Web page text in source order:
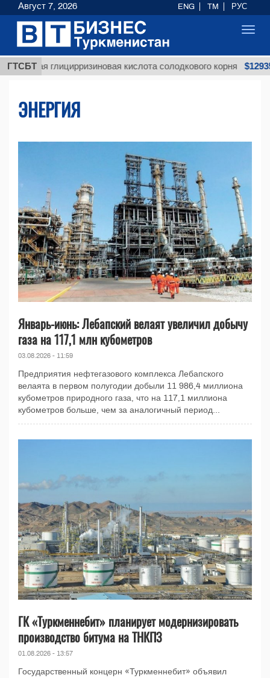
ГТСБТ
глицирризиновая кислота солодкового корня $12935,18
ЭНЕРГИЯ
Январь-июнь: Лебапский велаят увеличил добычу
газа на 117,1 млн кубометров
03.08.2026 - 11:59
Предприятия нефтегазового комплекса Лебапского
велаята в первом полугодии добыли 11 986,4 миллиона
кубометров природного газа, что на 117,1 миллиона
кубометров больше, чем за аналогичный период...
ГК «Туркменнебит» планирует модернизировать
производство битума на ТНКПЗ
01.08.2026 - 13:57
Государственный концерн «Туркменнебит» объявил
Август 7, 2026 ENG TM РУС